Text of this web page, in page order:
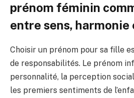
prénom féminin
entre sens,
Choisir un prénom pour sa fille
de responsabilités. Le prénom
personnalité, la perception
les premiers sentiments de